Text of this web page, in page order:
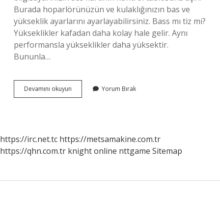
Burada hoparlörünüzün ve kulaklığınızın bas ve
yükseklik ayarlarını ayarlayabilirsiniz. Bass mı tiz mi?
Yükseklikler kafadan daha kolay hale gelir. Aynı
performansla yükseklikler daha yüksektir.
Bununla…
Devamını okuyun
Ve
Yorum Bırak
https://irc.net.tc https://metsamakine.com.tr
https://qhn.com.tr knight online nttgame Sitemap